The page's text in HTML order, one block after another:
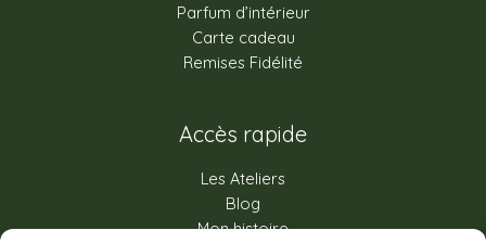
Parfum d’intérieur
Carte cadeau
Remises Fidélité
Accès rapide
Les Ateliers
Blog
Mon histoire